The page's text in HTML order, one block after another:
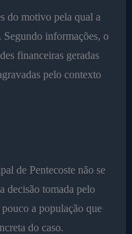
do motivo pela qual a
Segundo informações, o
financeiras geradas
pelo contexto
de Pentecoste não se
decisão tomada pelo
a população que
do caso.